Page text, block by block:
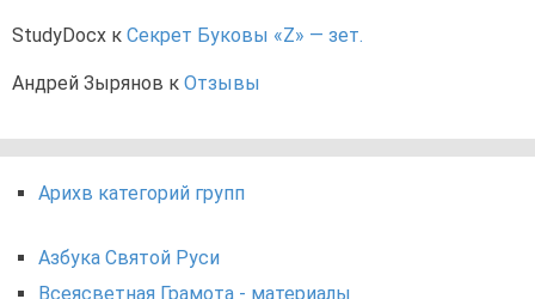
StudyDocx к Секрет Буковы «Z» — зет.
Андрей Зырянов к Отзывы
Арихв категорий групп
Азбука Святой Руси
Всеясветная Грамота - материалы